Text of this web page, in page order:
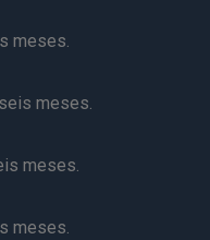
meses.
meses.
meses.
meses.